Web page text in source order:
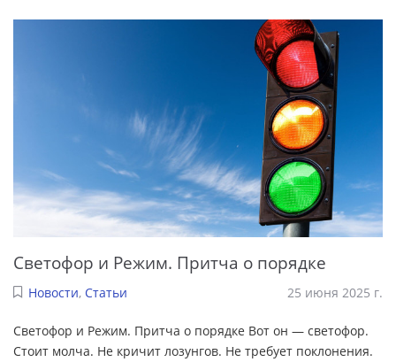
Светофор и Режим. Притча о порядке
Новости, Статьи 25 июня 2025 г.
Светофор и Режим. Притча о порядке Вот он — светофор.
Стоит молча. Не кричит лозунгов. Не требует поклонения.